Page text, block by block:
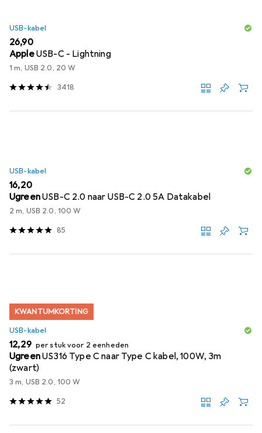
USB-kabel
EUR
26,90
AppleUSB-C - Lightning
1 m, USB 2.0, 20 W
3418
USB-kabel
EUR
16,20
UgreenUSB-C 2.0 naar USB-C 2.0 5A Datakabel
2 m, USB 2.0, 100 W
85
KWANTUMKORTING
USB-kabel
EUR
12,29 per stuk voor 2 eenheden
UgreenUS316 Type C naar Type C kabel, 100W, 3m
(zwart)
3 m, USB 2.0, 100 W
52